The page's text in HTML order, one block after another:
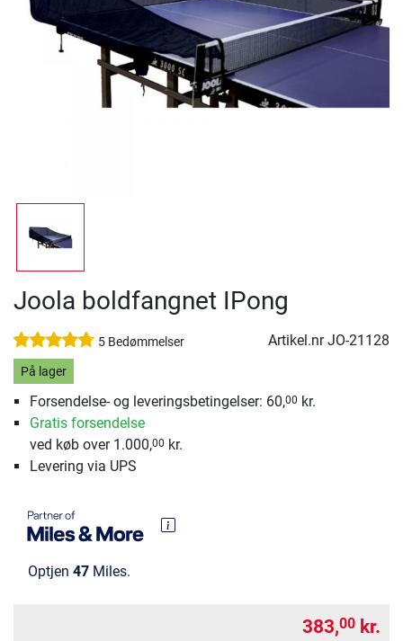
Joola boldfangnet IPong
5 Bedømmelser Artikel.nrJO-21128
På lager
Forsendelse- og leveringsbetingelser: 60,00 kr.
Gratis forsendelse
ved køb over 1.000,00 kr.
Levering via UPS
Optjen 47 Miles.
383,00 kr.